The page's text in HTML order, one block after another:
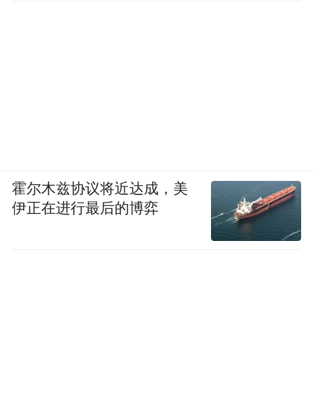
霍尔木兹协议将近达成，美
伊正在进行最后的博弈